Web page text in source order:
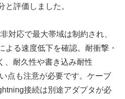
と評価しました。
対応で最大帯域は制約され、
よる速度低下を確認。耐衝撃・
、耐久性や書き込み耐性
点も注意が必要です。ケーブ
接続は別途アダプタが必